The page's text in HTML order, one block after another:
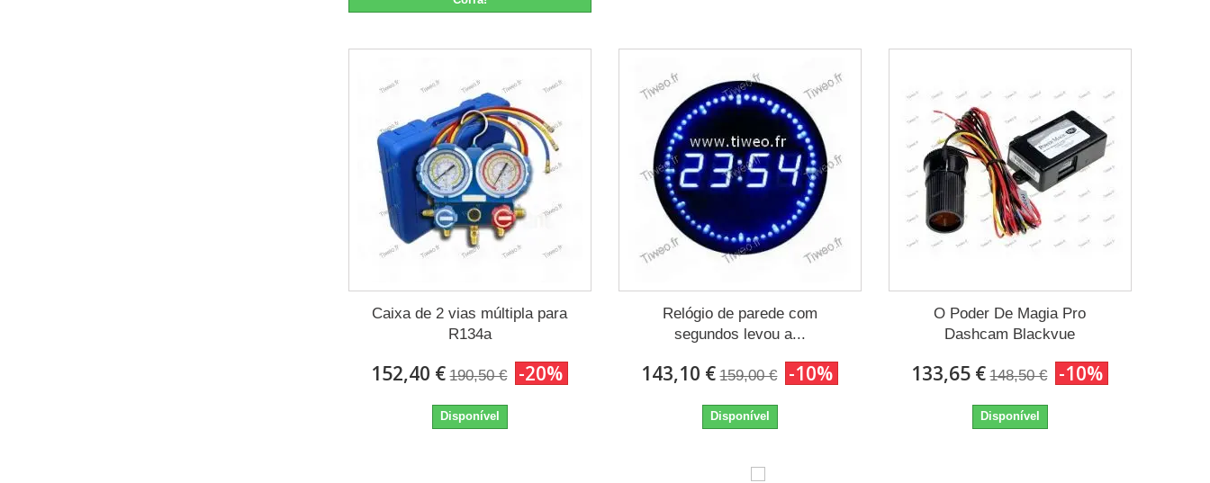
Caixa de 2 vias múltipla para
R134a
152,40 € 190,50 € -20%
Disponível
Relógio de parede com
segundos levou a...
143,10 € 159,00 € -10%
Disponível
O Poder De Magia Pro
Dashcam Blackvue
133,65 € 148,50 € -10%
Disponível